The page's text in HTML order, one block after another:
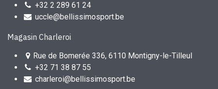
+32 2 289 61 24
uccle@bellissimosport.be
Magasin Charleroi
Rue de Bomerée 336, 6110 Montigny-le-Tilleul
+32 71 38 87 55
charleroi@bellissimosport.be